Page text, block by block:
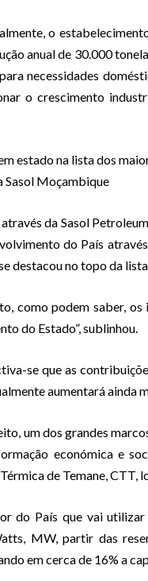
o
anual de 30.000
necessidades
o crescimento
estado na lista dos
Sasol Moçambique
através da Sasol
do País
destacou no topo da
como podem saber,
do Estado”, sublinhou.
se que as
aumentará ainda
um dos grandes
económica e
de Temane, CTT,
do País que vai
MW, partir das
em cerca de 16% a